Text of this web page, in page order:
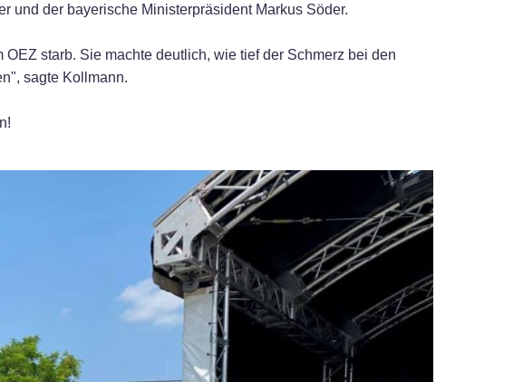
und der bayerische Ministerpräsident Markus Söder.
starb. Sie machte deutlich, wie tief der Schmerz bei den
sagte Kollmann.